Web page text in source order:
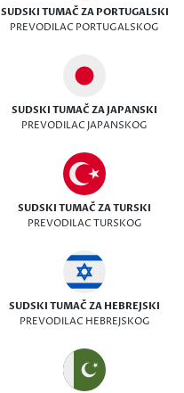
SUDSKI TUMAČ ZA PORTUGALSKI
PREVODILAC PORTUGALSKOG
SUDSKI TUMAČ ZA JAPANSKI
PREVODILAC JAPANSKOG
SUDSKI TUMAČ ZA TURSKI
PREVODILAC TURSKOG
SUDSKI TUMAČ ZA HEBREJSKI
PREVODILAC HEBREJSKOG